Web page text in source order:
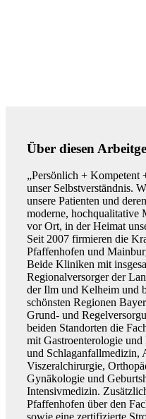
Über diesen
„Persönlich + Kompetent
unser Selbstverständnis.
unsere Patienten und
moderne, hochqualitative
vor Ort, in der Heimat
Seit 2007 firmieren die
Pfaffenhofen und
Beide Kliniken mit
Regionalversorger der
der Ilm und Kelheim und
schönsten Regionen
Grund- und
beiden Standorten die
mit Gastroenterologie
und Schlaganfallmedizin,
Viszeralchirurgie,
Gynäkologie und
Intensivmedizin.
Pfaffenhofen über den